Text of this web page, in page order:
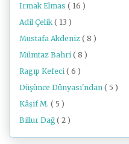
Irmak Elmas ( 16 )
Adil Çelik ( 13 )
Mustafa Akdeniz ( 8 )
Mümtaz Bahri ( 8 )
Ragıp Kefeci ( 6 )
Düşünce Dünyası'ndan ( 5 )
Kâşif M. ( 5 )
Billur Dağ ( 2 )